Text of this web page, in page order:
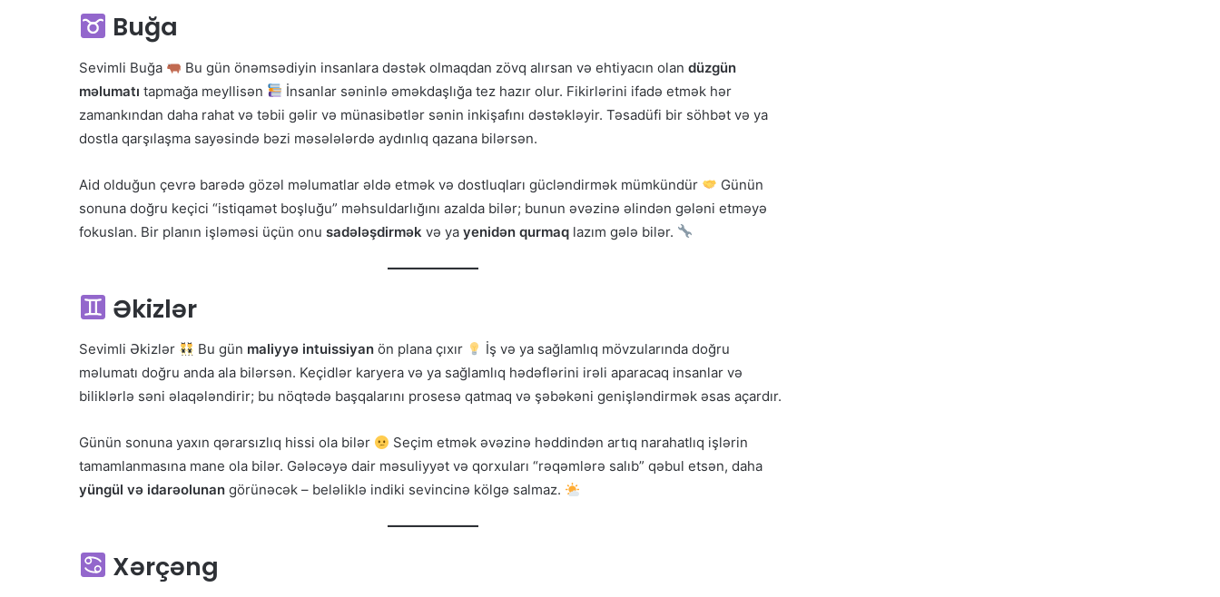
Buğa
Sevimli Buğa Bu gün önəmsədiyin insanlara dəstək olmaqdan zövq alırsan və ehtiyacın olandüzgün
məlumatı tapmağa meyllisən
İnsanlar səninlə əməkdaşlığa tez hazır olur. Fikirlərini ifadə etmək hər
zamankından daha rahat və təbii gəlir və münasibətlər sənin inkişafını dəstəkləyir. Təsadüfi bir söhbət və ya
dostla qarşılaşma sayəsində bəzi məsələlərdə aydınlıq qazana bilərsən.
Aid olduğun çevrə barədə gözəl məlumatlar əldə etmək və dostluqları gücləndirmək mümkündür
Günün
sonuna doğru keçici “istiqamət boşluğu” məhsuldarlığını azalda bilər; bunun əvəzinə əlindən gələni etməyə
fokuslan. Bir planın işləməsi üçün onu sadələşdirmək və ya yenidən qurmaq lazım gələ bilər.
Əkizlər
Sevimli Əkizlər Bu gün maliyyə intuissiyan ön plana çıxır
İş və ya sağlamlıq mövzularında doğru
məlumatı doğru anda ala bilərsən. Keçidlər karyera və ya sağlamlıq hədəflərini irəli aparacaq insanlar və
biliklərlə səni əlaqələndirir; bu nöqtədə başqalarını prosesə qatmaq və şəbəkəni genişləndirmək əsas açardır.
Günün sonuna yaxın qərarsızlıq hissi ola bilər
Seçim etmək əvəzinə həddindən artıq narahatlıq işlərin
tamamlanmasına mane ola bilər. Gələcəyə dair məsuliyyət və qorxuları “rəqəmlərə salıb” qəbul etsən, daha
yüngül və idarəolunan görünəcək – beləliklə indiki sevincinə kölgə salmaz.
Xərçəng